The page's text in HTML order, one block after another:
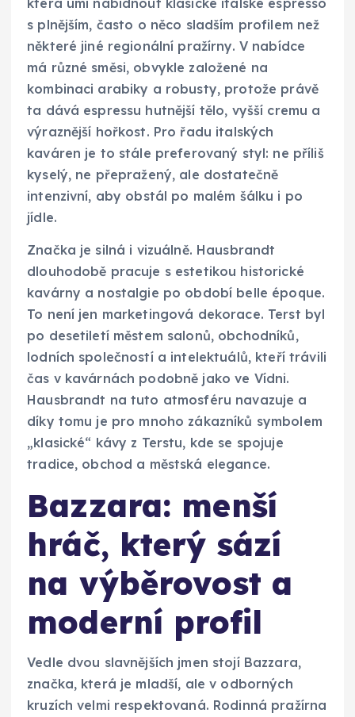
která umí nabídnout klasické italské espresso
s plnějším, často o něco sladším profilem než
některé jiné regionální pražírny. V nabídce
má různé směsi, obvykle založené na
kombinaci arabiky a robusty, protože právě
ta dává espressu hutnější tělo, vyšší cremu a
výraznější hořkost. Pro řadu italských
kaváren je to stále preferovaný styl: ne příliš
kyselý, ne přepražený, ale dostatečně
intenzivní, aby obstál po malém šálku i po
jídle.
Značka je silná i vizuálně. Hausbrandt
dlouhodobě pracuje s estetikou historické
kavárny a nostalgie po období belle époque.
To není jen marketingová dekorace. Terst byl
po desetiletí městem salonů, obchodníků,
lodních společností a intelektuálů, kteří trávili
čas v kavárnách podobně jako ve Vídni.
Hausbrandt na tuto atmosféru navazuje a
díky tomu je pro mnoho zákazníků symbolem
„klasické“ kávy z Terstu, kde se spojuje
tradice, obchod a městská elegance.
Bazzara: menší
hráč, který sází
na výběrovost a
moderní profil
Vedle dvou slavnějších jmen stojí Bazzara,
značka, která je mladší, ale v odborných
kruzích velmi respektovaná. Rodinná pražírna